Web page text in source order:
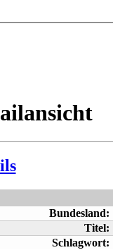
Bundesland:
Titel:
Schlagwort: